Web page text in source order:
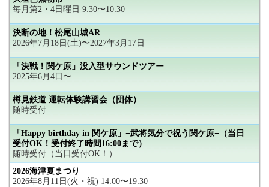
毎月第2・4日曜日 9:30〜10:30
決断の地！松尾山城AR
2026年7月18日(土)〜2027年3月17日
「決戦！関ケ原」没入型サウンドツアー
2025年6月4日〜
樽見鉄道 運転体験講習会（団体）
随時受付
「Happy birthday in 関ケ原」−武将気分で祝う関ケ原−（当日
受付OK！受付終了時間16:00まで）
随時受付（当日受付OK！）
2026海津夏まつり
2026年8月11日(火・祝) 14:00〜19:30